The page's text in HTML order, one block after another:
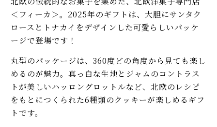
＜フィーカ＞。2025年のギフトは、大胆にサンタク
ロースとトナカイをデザインした可愛らしいパッケ
ージで登場です！
丸型のパッケージは、360度どの角度から見ても楽し
めるのが魅力。真っ白な生地とジャムのコントラス
トが美しいハッロングロットルなど、北欧のレシピ
をもとにつくられた6種類のクッキーが楽しめるギフ
トです。